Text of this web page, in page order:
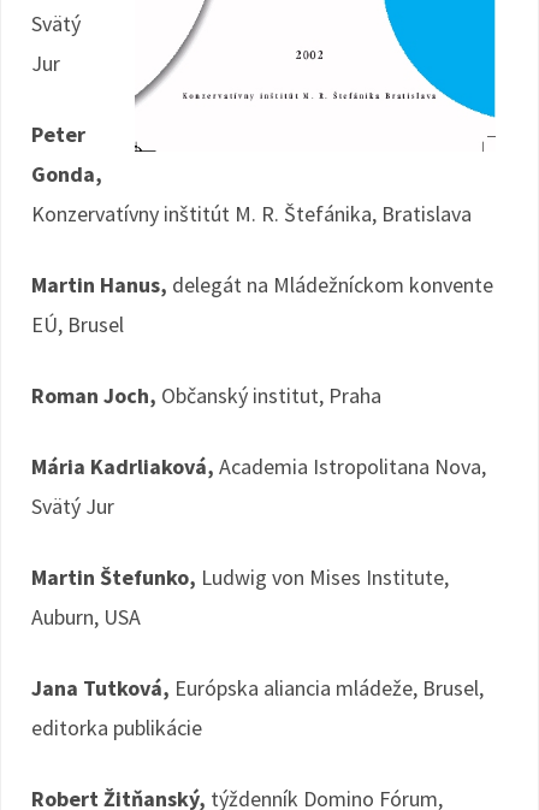
Svätý
Jur
Peter
Gonda,
Konzervatívny inštitút M. R. Štefánika, Bratislava
Martin Hanus, delegát na Mládežníckom konvente
EÚ, Brusel
Roman Joch, Občanský institut, Praha
Mária Kadrliaková, Academia Istropolitana Nova,
Svätý Jur
Martin Štefunko, Ludwig von Mises Institute,
Auburn, USA
Jana Tutková, Európska aliancia mládeže, Brusel,
editorka publikácie
Robert Žitňanský, týždenník Domino Fórum,